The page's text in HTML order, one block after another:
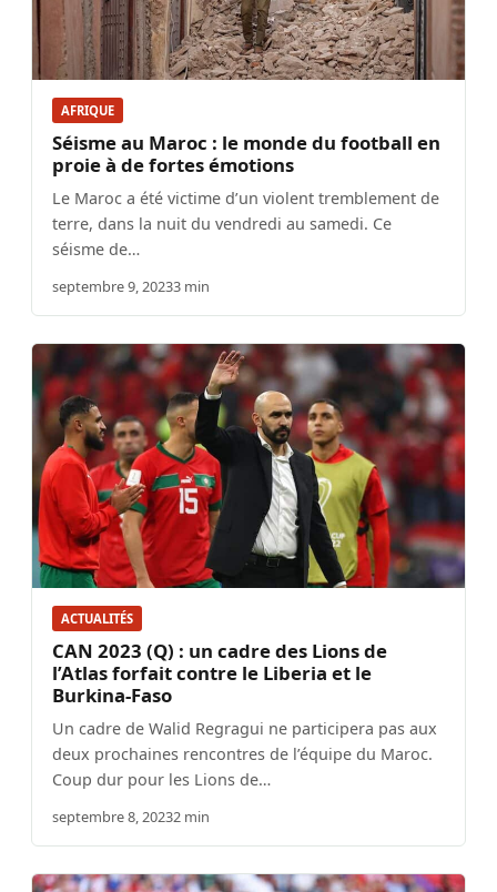
AFRIQUE
Séisme au Maroc : le monde du football en
proie à de fortes émotions
Le Maroc a été victime d’un violent tremblement de
terre, dans la nuit du vendredi au samedi. Ce
séisme de…
septembre 9, 20233 min
ACTUALITÉS
CAN 2023 (Q) : un cadre des Lions de
l’Atlas forfait contre le Liberia et le
Burkina-Faso
Un cadre de Walid Regragui ne participera pas aux
deux prochaines rencontres de l’équipe du Maroc.
Coup dur pour les Lions de…
septembre 8, 20232 min